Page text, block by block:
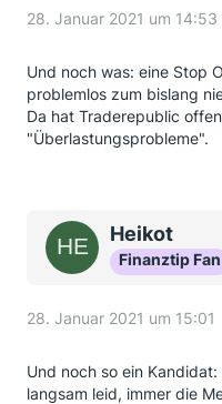
28. Januar 2021 um 14:53
Und noch was: eine Stop
problemlos zum bislang
Da hat Traderepublic
"Überlastungsprobleme".
Heikot
Finanztip Fan
28. Januar 2021 um 15:01
Und noch so ein
langsam leid, immer die